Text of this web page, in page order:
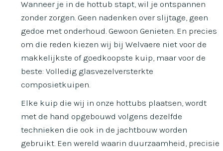
Wanneer je in de hottub stapt, wil je ontspannen
zonder zorgen. Geen nadenken over slijtage, geen
gedoe met onderhoud. Gewoon Genieten. En precies
om die reden kiezen wij bij Welvaere niet voor de
makkelijkste of goedkoopste kuip, maar voor de
beste: Volledig glasvezelversterkte
composietkuipen.
Elke kuip die wij in onze hottubs plaatsen, wordt
met de hand opgebouwd volgens dezelfde
technieken die ook in de jachtbouw worden
gebruikt. Een wereld waarin duurzaamheid, precisie